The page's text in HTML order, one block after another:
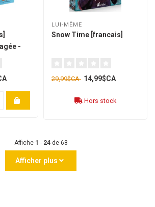
-
LUI-MÊME
Snow Time [francais]
29,99$CA 14,99$CA
Hors stock
Affiche 1 - 24de 68
Afficher plus